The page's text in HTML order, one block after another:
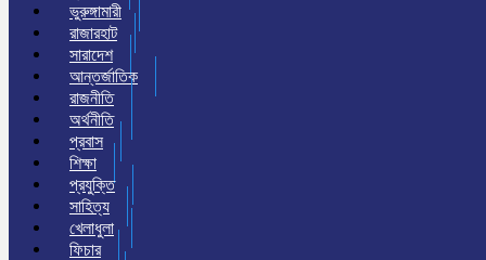
ভুরুঙ্গামারী
রাজারহাট
সারাদেশ
আন্তর্জাতিক
রাজনীতি
অর্থনীতি
প্রবাস
শিক্ষা
প্রযুক্তি
সাহিত্য
খেলাধুলা
ফিচার